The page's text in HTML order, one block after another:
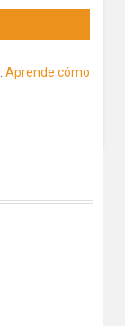
Aprende cómo